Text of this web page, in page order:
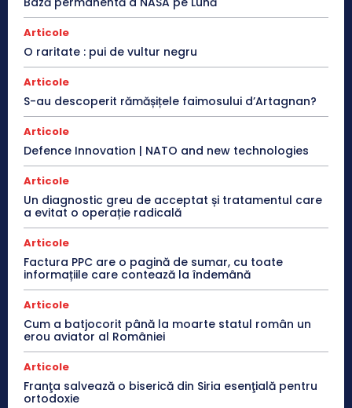
Articole
O raritate : pui de vultur negru
Articole
S-au descoperit rămășițele faimosului d’Artagnan?
Articole
Defence Innovation | NATO and new technologies
Articole
Un diagnostic greu de acceptat și tratamentul care
a evitat o operație radicală
Articole
Factura PPC are o pagină de sumar, cu toate
informațiile care contează la îndemână
Articole
Cum a batjocorit până la moarte statul român un
erou aviator al României
Articole
Franţa salvează o biserică din Siria esenţială pentru
ortodoxie